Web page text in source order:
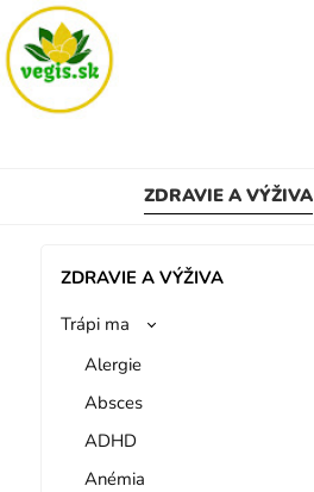
ZDRAVIE A VÝŽIVA
ZDRAVIE A VÝŽIVA
Trápi ma
Alergie
Absces
ADHD
Anémia